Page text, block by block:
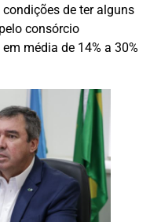
de ter alguns
consórcio
média de 14% a 30%